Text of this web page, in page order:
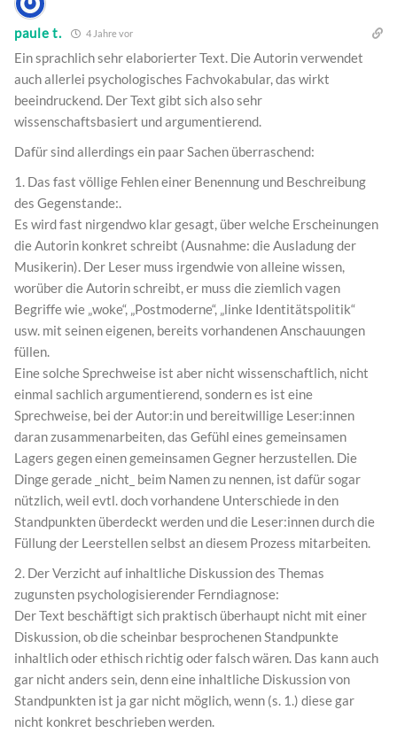
paule t. 4 Jahre vor
Ein sprachlich sehr elaborierter Text. Die Autorin verwendet
auch allerlei psychologisches Fachvokabular, das wirkt
beeindruckend. Der Text gibt sich also sehr
wissenschaftsbasiert und argumentierend.
Dafür sind allerdings ein paar Sachen überraschend:
1. Das fast völlige Fehlen einer Benennung und Beschreibung
des Gegenstande:.
Es wird fast nirgendwo klar gesagt, über welche Erscheinungen
die Autorin konkret schreibt (Ausnahme: die Ausladung der
Musikerin). Der Leser muss irgendwie von alleine wissen,
worüber die Autorin schreibt, er muss die ziemlich vagen
Begriffe wie „woke“, „Postmoderne“, „linke Identitätspolitik“
usw. mit seinen eigenen, bereits vorhandenen Anschauungen
füllen.
Eine solche Sprechweise ist aber nicht wissenschaftlich, nicht
einmal sachlich argumentierend, sondern es ist eine
Sprechweise, bei der Autor:in und bereitwillige Leser:innen
daran zusammenarbeiten, das Gefühl eines gemeinsamen
Lagers gegen einen gemeinsamen Gegner herzustellen. Die
Dinge gerade _nicht_ beim Namen zu nennen, ist dafür sogar
nützlich, weil evtl. doch vorhandene Unterschiede in den
Standpunkten überdeckt werden und die Leser:innen durch die
Füllung der Leerstellen selbst an diesem Prozess mitarbeiten.
2. Der Verzicht auf inhaltliche Diskussion des Themas
zugunsten psychologisierender Ferndiagnose:
Der Text beschäftigt sich praktisch überhaupt nicht mit einer
Diskussion, ob die scheinbar besprochenen Standpunkte
inhaltlich oder ethisch richtig oder falsch wären. Das kann auch
gar nicht anders sein, denn eine inhaltliche Diskussion von
Standpunkten ist ja gar nicht möglich, wenn (s. 1.) diese gar
nicht konkret beschrieben werden.